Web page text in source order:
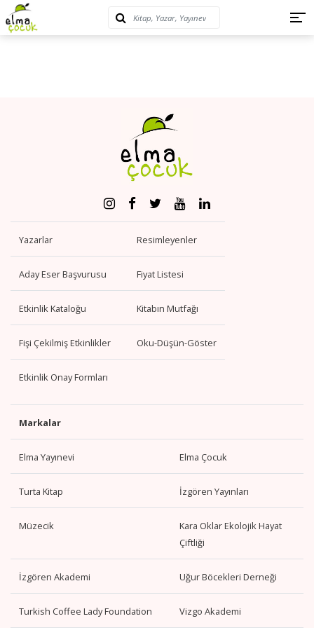
Yazarlar Resimleyenler
Aday Eser Başvurusu Fiyat Listesi
Etkinlik Kataloğu Kitabın Mutfağı
Fişi Çekilmiş Etkinlikler Oku-Düşün-Göster
Etkinlik Onay Formları
Markalar
Elma Yayınevi Elma Çocuk
Turta Kitap İzgören Yayınları
Müzecik
Kara Oklar Ekolojik Hayat
Çiftliği
İzgören Akademi Uğur Böcekleri Derneği
Turkish Coffee Lady Foundation Vizgo Akademi